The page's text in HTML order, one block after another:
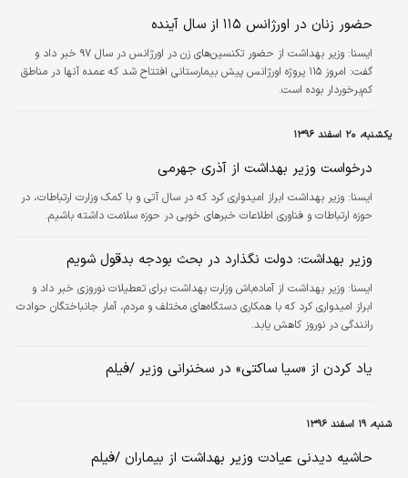
حضور زنان در اورژانس ۱۱۵ از سال آینده
ايسنا:
وزیر بهداشت از حضور تکنسین‌های زن در اورژانس در سال ۹۷ خبر داد و
گفت: امروز ۱۱۵ پروژه اورژانس پیش بیمارستانی افتتاح شد که عمده آنها در مناطق
کم‌برخوردار بوده است.
یکشنبه، ۲۰ اسفند ۱۳۹۶
درخواست وزیر بهداشت از آذری جهرمی
ايسنا: وزیر بهداشت ابراز امیدواری کرد که در سال آتی و با کمک وزارت ارتباطات، در
حوزه ارتباطات و فناوری اطلاعات خبرهای خوبی در حوزه سلامت داشته باشیم.
وزیر بهداشت: دولت نگذارد در بحث بودجه بدقول شویم
ايسنا: وزیر بهداشت از آماده‌باش وزارت بهداشت برای تعطیلات نوروزی خبر داد و
ابراز امیدواری کرد که با همکاری دستگاه‌های مختلف و مردم، آمار جانباختگان حوادث
رانندگی در نوروز کاهش یابد.
یاد کردن از «سیا ساکتی» در سخنرانی وزیر /فیلم
شنبه، ۱۹ اسفند ۱۳۹۶
حاشیه دیدنی عیادت وزیر بهداشت از بیماران /فیلم